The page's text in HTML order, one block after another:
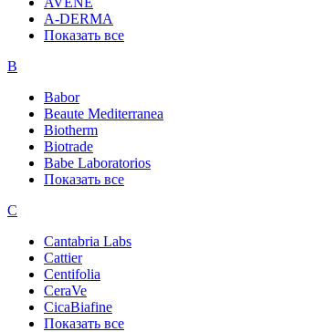
A-DERMA
Показать все
B
Babor
Beaute Mediterranea
Biotherm
Biotrade
Babe Laboratorios
Показать все
C
Cantabria Labs
Cattier
Centifolia
CeraVe
CicaBiafine
Показать все